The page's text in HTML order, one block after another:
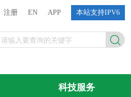
注册 EN APP 本站支持IPV6
科技服务